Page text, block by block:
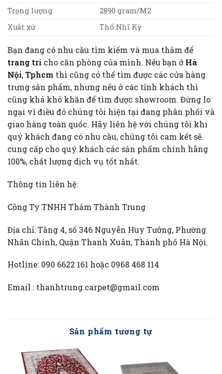
Trọng lượng
2890 gram/M2
Xuất xứ
Thổ Nhĩ Kỳ
Bạn đang có nhu cầu tìm kiếm và mua thảm để
trang trí cho căn phòng của mình. Nếu bạn ở Hà
Nội,Tphcm thì cũng có thể tìm được các cửa hàng
trưng sản phẩm, nhưng nếu ở các tỉnh khách thì
cũng khá khó khăn để tìm được showroom. Đừng lo
ngại vì điều đó chúng tôi hiện tại đang phân phối và
giao hàng toàn quốc. Hãy liên hệ với chúng tôi khi
quý khách đang có nhu cầu, chúng tôi cam kết sẽ
cung cấp cho quý khách các sản phẩm chính hãng
100%, chất lượng dịch vụ tốt nhất.
Thông tin liên hệ:
Công Ty TNHH Thảm Thành Trung
Địa chỉ: Tầng 4, số 346 Nguyễn Huy Tưởng, Phường
Nhân Chính, Quận Thanh Xuân, Thành phố Hà Nội.
Hotline: 090 6622 161 hoặc 0968 468 114
Email : thanhtrung.carpet@gmail.com
Sản phẩm tương tự